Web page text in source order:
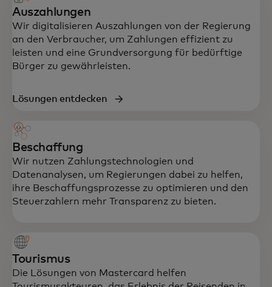
Auszahlungen
Wir digitalisieren Auszahlungen von der Regierung
an den Verbraucher, um Zahlungen effizient zu
leisten und eine Grundversorgung für bedürftige
Bürger zu gewährleisten.
Lösungen entdecken
Beschaffung
Wir nutzen Zahlungstechnologien und
Datenanalysen, um Regierungen dabei zu helfen,
ihre Beschaffungsprozesse zu optimieren und den
Steuerzahlern mehr Transparenz zu bieten.
Tourismus
Die Lösungen von Mastercard helfen